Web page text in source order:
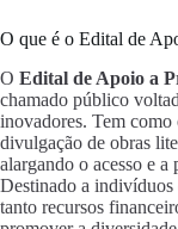
O que é o Edital de
O Edital de Apoio a
chamado público
inovadores. Tem
divulgação de obras
alargando o acesso e
Destinado a
tanto recursos